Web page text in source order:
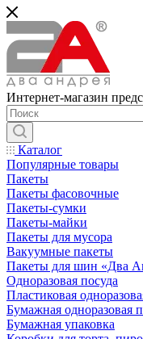
Интернет-магазин
Каталог
Популярные товары
Пакеты
Пакеты фасовочные
Пакеты-сумки
Пакеты-майки
Пакеты для мусора
Вакуумные пакеты
Пакеты для шин «Два
Одноразовая посуда
Пластиковая
Бумажная одноразовая
Бумажная упаковка